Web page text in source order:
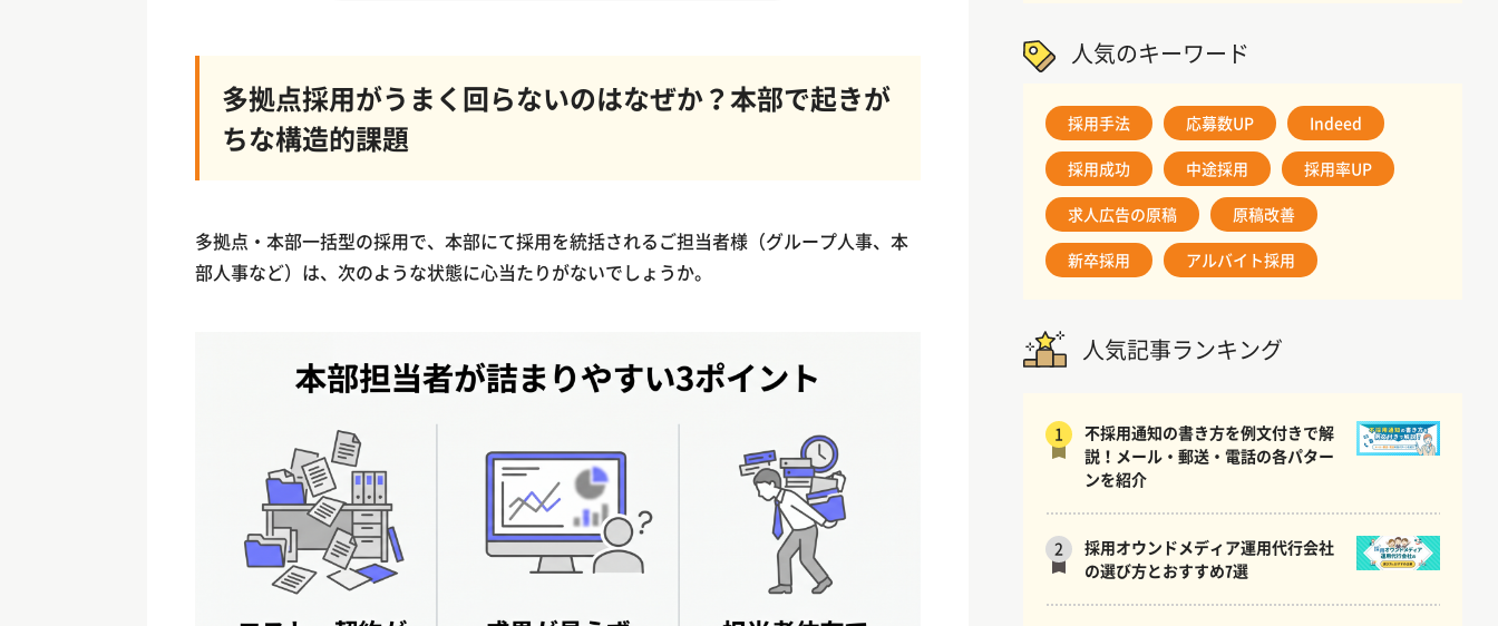
多拠点採用がうまく回らないのはなぜか？本部で起きが
ちな構造的課題
多拠点・本部一括型の採用で、本部にて採用を統括されるご担当者様（グループ人事、本
部人事など）は、次のような状態に心当たりがないでしょうか。
人気のキーワード
採用手法 応募数UP Indeed
採用成功 中途採用 採用率UP
求人広告の原稿 原稿改善
新卒採用 アルバイト採用
人気記事ランキング
1
不採用通知の書き方を例文付きで解
説！メール・郵送・電話の各パター
ンを紹介
2
採用オウンドメディア運用代行会社
の選び方とおすすめ7選